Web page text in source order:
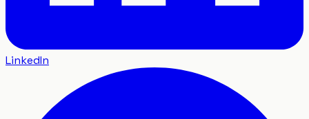
LinkedIn